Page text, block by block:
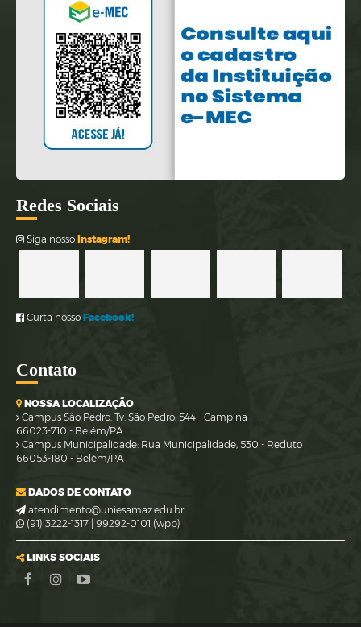
Redes Sociais
Siga nossoInstagram!
Curta nossoFacebook!
Contato
NOSSA LOCALIZAÇÃO
Campus São Pedro: Tv. São Pedro, 544 - Campina
66023-710 - Belém/PA
Campus Municipalidade: Rua Municipalidade, 530 - Reduto
66053-180 - Belém/PA
DADOS DE CONTATO
atendimento@uniesamaz.edu.br
(91) 3222-1317 | 99292-0101 (wpp)
LINKS SOCIAIS